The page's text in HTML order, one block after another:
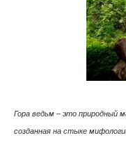
Гора ведьм – это природный
созданная на стыке